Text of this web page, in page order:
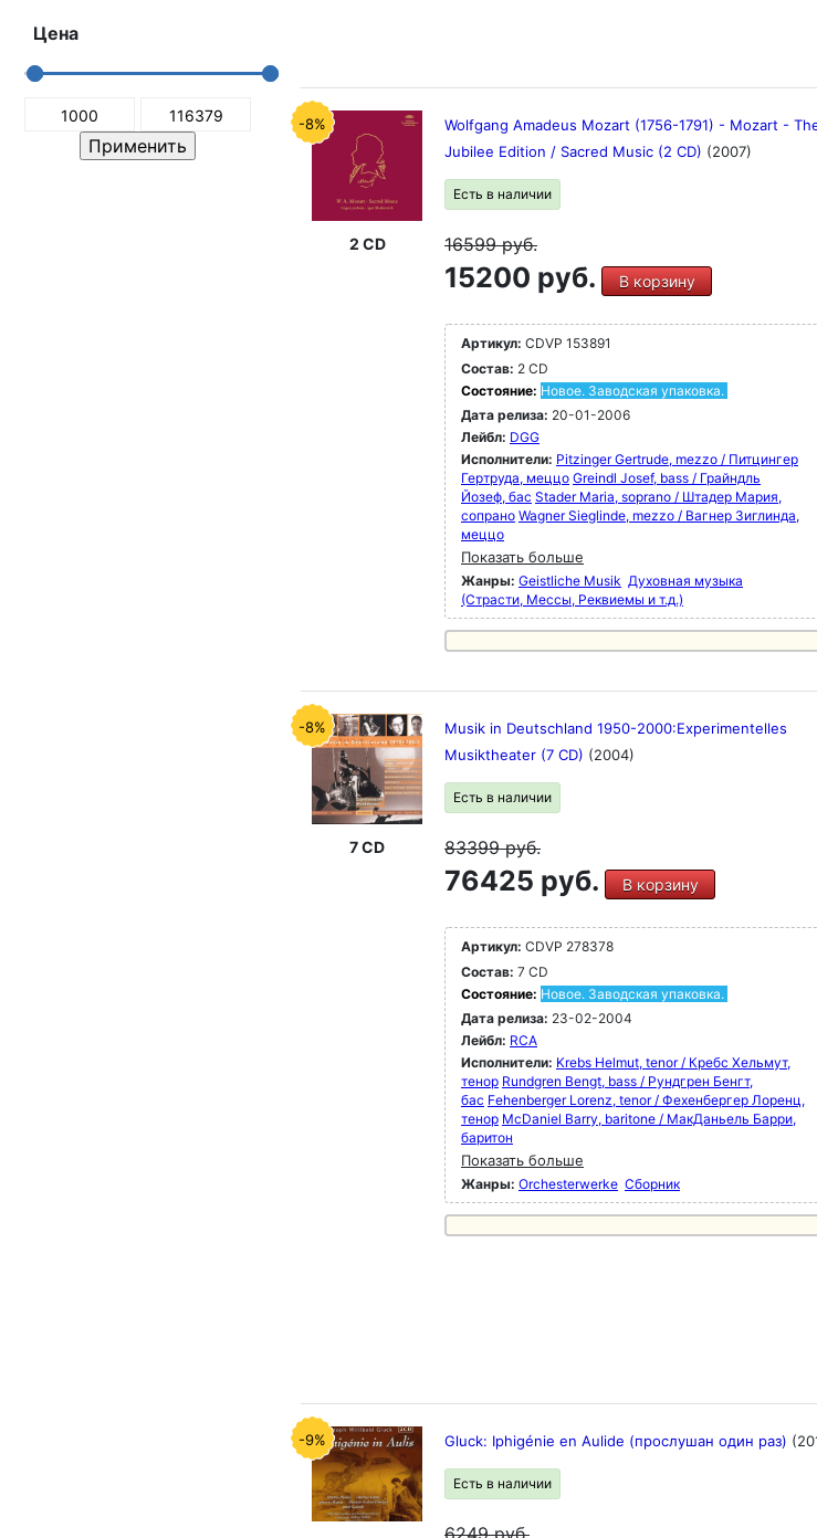
Цена
-8%
2 CD
Wolfgang Amadeus Mozart (1756-1791) - Mozart -
Jubilee Edition / Sacred Music (2 CD) (2007)
Есть в наличии
16599руб.
15200 руб. В корзину
Артикул: CDVP 153891
Состав: 2 CD
Состояние: Новое. Заводская упаковка.
Дата релиза: 20-01-2006
Лейбл: DGG
Исполнители: Pitzinger Gertrude, mezzo / Питцингер
Гертруда, меццо Greindl Josef, bass / Грайндль
Йозеф, бас Stader Maria, soprano / Штадер Мария,
сопрано Wagner Sieglinde, mezzo / Вагнер Зиглинда,
меццо
Показать больше
Жанры: Geistliche Musik Духовная музыка
(Страсти, Мессы, Реквиемы и т.д.)
-8%
7 CD
Musik in Deutschland 1950-2000:Experimentelles
Musiktheater (7 CD) (2004)
Есть в наличии
83399руб.
76425 руб. В корзину
Артикул: CDVP 278378
Состав: 7 CD
Состояние: Новое. Заводская упаковка.
Дата релиза: 23-02-2004
Лейбл: RCA
Исполнители: Krebs Helmut, tenor / Кребс Хельмут,
тенор Rundgren Bengt, bass / Рундгрен Бенгт,
бас Fehenberger Lorenz, tenor / Фехенбергер Лоренц,
тенор McDaniel Barry, baritone / МакДаньель Барри,
баритон
Показать больше
Жанры: Orchesterwerke Сборник
-9% Gluck: Iphigénie en Aulide (прослушан один раз)
Есть в наличии
6249руб.